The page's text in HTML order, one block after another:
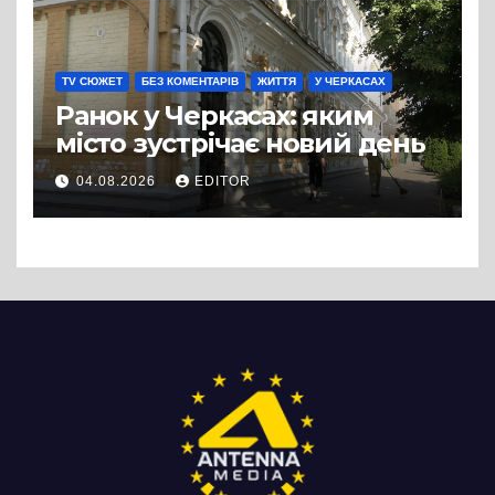
TV СЮЖЕТ БЕЗ КОМЕНТАРІВ ЖИТТЯ У ЧЕРКАСАХ
Ранок у Черкасах: яким
місто зустрічає новий день
04.08.2026 EDITOR